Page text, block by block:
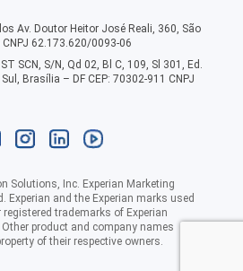
Av. Doutor Heitor José Reali, 360, São
62.173.620/0093-06
SCN, S/N, Qd 02, Bl C, 109, Sl 301, Ed.
Brasília – DF CEP: 70302-911 CNPJ
Solutions, Inc. Experian Marketing
Experian and the Experian marks used
trademarks of Experian
product and company names
of their respective owners.